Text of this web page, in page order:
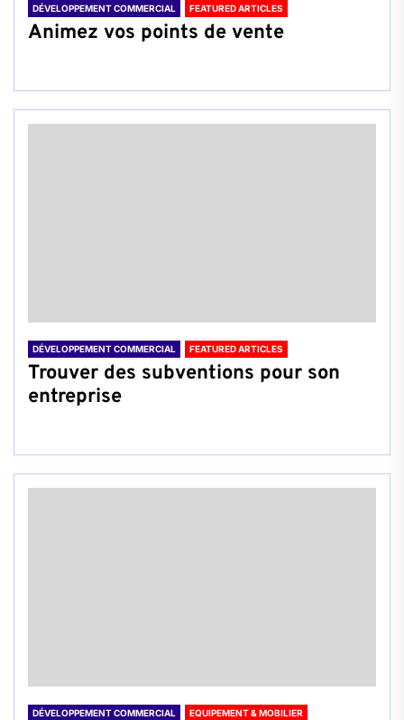
DÉVELOPPEMENT COMMERCIAL FEATURED ARTICLES
Animez vos points de vente
DÉVELOPPEMENT COMMERCIAL FEATURED ARTICLES
Trouver des subventions pour son
entreprise
DÉVELOPPEMENT COMMERCIAL EQUIPEMENT & MOBILIER